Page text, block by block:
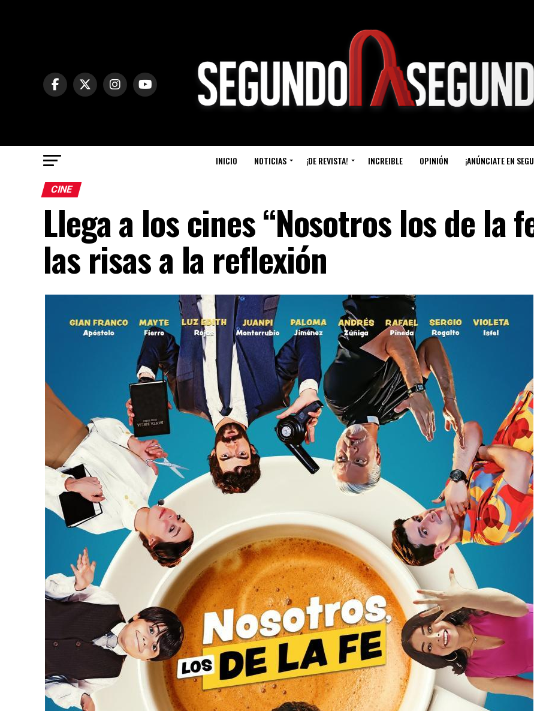
INICIO NOTICIAS ¡DE REVISTA! INCREIBLE OPINIÓN ¡ANÚNCIATE EN
CINE
Llega a los cines “Nosotros los de la
las risas a la reflexión